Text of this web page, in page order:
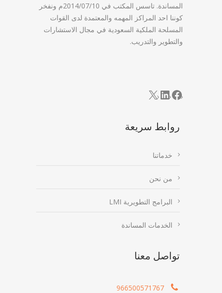
المساندة. تاسس المكتب في 2014/07/10م ونفخر
كوننا احد المراكز المهمه والمعتمدة لدى القوات
المسلحة الملكية السعودية في مجال الاستشارات
والتطوير والتدريب.
Facebook
LinkedIn
X
روابط سريعة
خدماتنا
من نحن
البرامج التطويرية LMI
الخدمات المساندة
تواصل معنا
966500571767